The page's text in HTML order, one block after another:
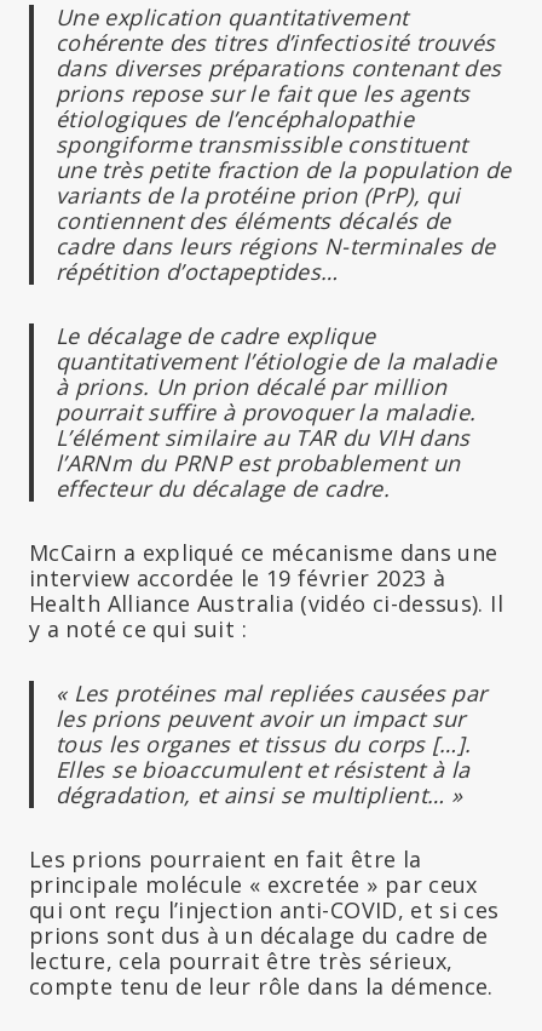
Une explication quantitativement
cohérente des titres d’infectiosité trouvés
dans diverses préparations contenant des
prions repose sur le fait que les agents
étiologiques de l’encéphalopathie
spongiforme transmissible constituent
une très petite fraction de la population de
variants de la protéine prion (PrP), qui
contiennent des éléments décalés de
cadre dans leurs régions N-terminales de
répétition d’octapeptides…
Le décalage de cadre explique
quantitativement l’étiologie de la maladie
à prions. Un prion décalé par million
pourrait suffire à provoquer la maladie.
L’élément similaire au TAR du VIH dans
l’ARNm du PRNP est probablement un
effecteur du décalage de cadre.
McCairn a expliqué ce mécanisme dans une
interview accordée le 19 février 2023 à
Health Alliance Australia (vidéo ci-dessus). Il
y a noté ce qui suit :
« Les protéines mal repliées causées par
les prions peuvent avoir un impact sur
tous les organes et tissus du corps […].
Elles se bioaccumulent et résistent à la
dégradation, et ainsi se multiplient… »
Les prions pourraient en fait être la
principale molécule « excretée » par ceux
qui ont reçu l’injection anti-COVID, et si ces
prions sont dus à un décalage du cadre de
lecture, cela pourrait être très sérieux,
compte tenu de leur rôle dans la démence.